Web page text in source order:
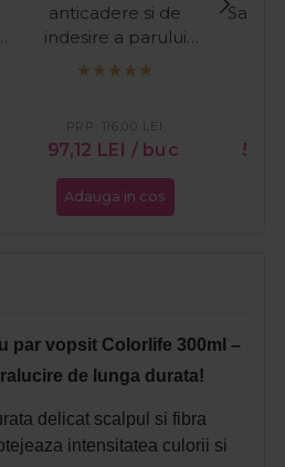
anticadere si de
indesire a parului
Scalp Care Life
97,12 LEI / buc
PRP: 116,00 LEI
Adauga in cos
par vopsit Colorlife 300ml –
de lunga durata!
delicat scalpul si fibra
intensitatea culorii si